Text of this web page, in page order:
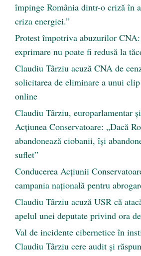
împinge România dintr-o criză în
criza energiei.”
Protest împotriva abuzurilor
exprimare nu poate fi redusă la
Claudiu Târziu acuză CNA de
solicitarea de eliminare a unui
online
Claudiu Târziu, europarlamentar
Acțiunea Conservatoare: „Dacă
abandonează ciobanii, își
suflet”
Conducerea Acțiunii
campania națională pentru
Claudiu Târziu acuză USR că
apelul unei deputate privind ora
Val de incidente cibernetice în
Claudiu Târziu cere audit și